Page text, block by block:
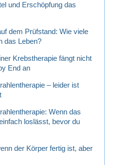
und Erschöpfung das
dem Prüfstand: Wie viele
das Leben?
Krebstherapie fängt nicht
End an
– leider ist
Wenn das
loslässt, bevor du
der Körper fertig ist, aber